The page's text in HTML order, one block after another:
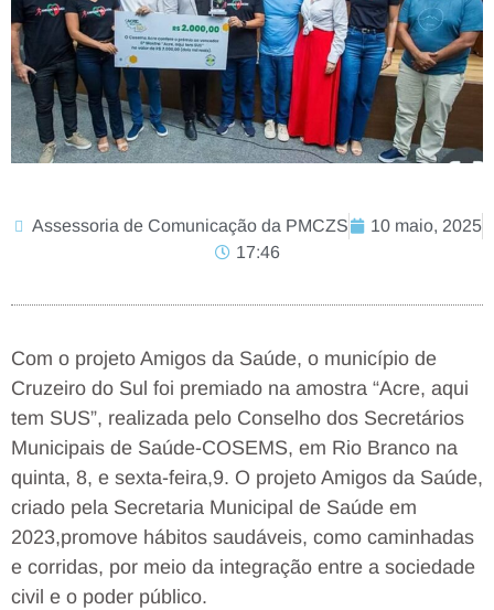
Assessoria de Comunicação da PMCZS
10 maio, 2025
17:46
Com o projeto Amigos da Saúde, o município de
Cruzeiro do Sul foi premiado na amostra “Acre, aqui
tem SUS”, realizada pelo Conselho dos Secretários
Municipais de Saúde-COSEMS, em Rio Branco na
quinta, 8, e sexta-feira,9. O projeto Amigos da Saúde,
criado pela Secretaria Municipal de Saúde em
2023,promove hábitos saudáveis, como caminhadas
e corridas, por meio da integração entre a sociedade
civil e o poder público.